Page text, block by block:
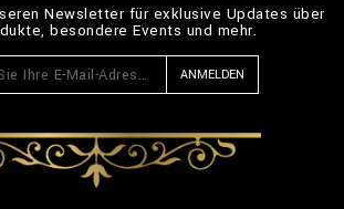
Newsletter für exklusive Updates über
besondere Events und mehr.
ANMELDEN